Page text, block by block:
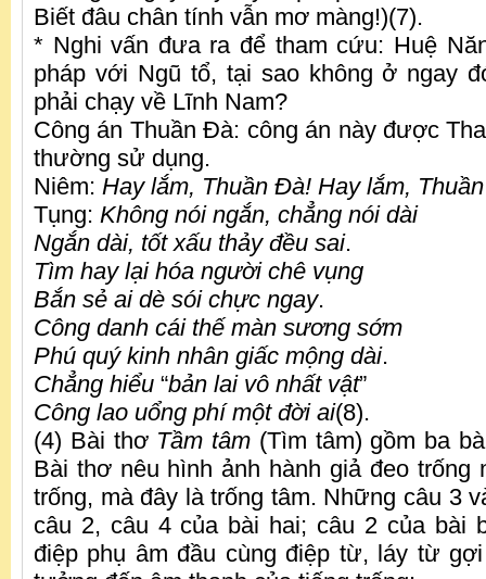
Biết đâu chân tính vẫn mơ màng!)(7).
* Nghi vấn đưa ra để tham cứu: Huệ
pháp với Ngũ tổ, tại sao không ở ngay
phải chạy về Lĩnh Nam?
Công án Thuần Đà: công án này được
thường sử dụng.
Niêm: Hay lắm, Thuần Đà! Hay lắm,
Tụng: Không nói ngắn, chẳng nói dài
Ngắn dài, tốt xấu thảy đều sai.
Tìm hay lại hóa người chê vụng
Bắn sẻ ai dè sói chực ngay.
Công danh cái thế màn sương sớm
Phú quý kinh nhân giấc mộng dài.
Chẳng hiểu “bản lai vô nhất vật”
Công lao uổng phí một đời ai(8).
(4) Bài thơ Tầm tâm (Tìm tâm) gồm ba
Bài thơ nêu hình ảnh hành giả đeo trống
trống, mà đây là trống tâm. Những câu 3
câu 2, câu 4 của bài hai; câu 2 của bài
điệp phụ âm đầu cùng điệp từ, láy từ